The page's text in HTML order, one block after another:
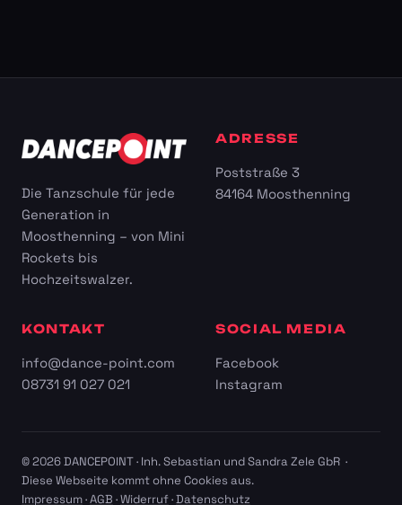
Die Tanzschule für jede
Generation in
Moosthenning – von Mini
Rockets bis
Hochzeitswalzer.
ADRESSE
Poststraße 3
84164 Moosthenning
KONTAKT
info@dance-point.com
08731 91 027 021
SOCIAL MEDIA
Facebook
Instagram
© 2026 DANCEPOINT · Inh. Sebastian und Sandra Zele GbR ·
Diese Webseite kommt ohne Cookies aus.
Impressum·AGB ·Widerruf·Datenschutz